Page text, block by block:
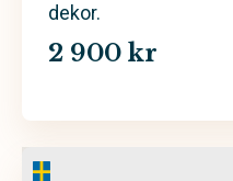
dekor.
2 900 kr